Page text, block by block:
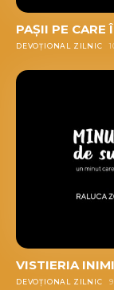
PAȘII PE CARE
DEVOȚIONAL ZILNIC
VISTIERIA
DEVOȚIONAL ZILNIC